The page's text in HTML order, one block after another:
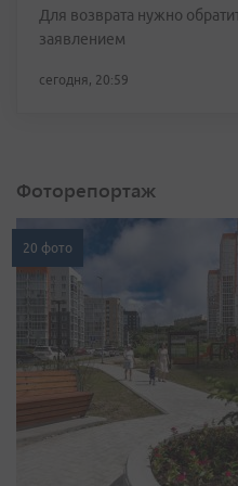
Для возврата нужно
заявлением
сегодня, 20:59
Фоторепортаж
20 фото